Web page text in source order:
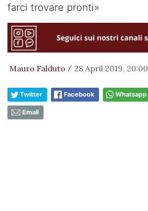
farci trovare pronti»
Mauro Falduto / 28 April 2019, 20:00
Twitter Facebook Whatsapp
Email